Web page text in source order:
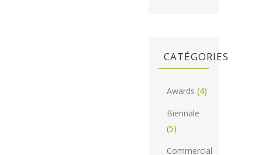
CATÉGORIES
Awards (4)
Biennale
(5)
Commercial